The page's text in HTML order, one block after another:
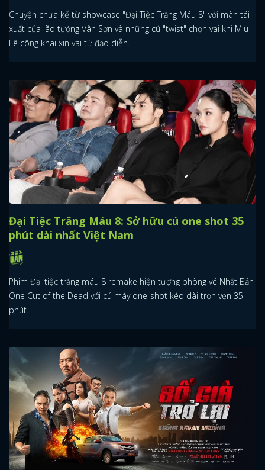
Chuyện chưa kể từ showcase "Đại Tiệc Trăng Máu 8" với màn tái
xuất của lão tướng Vân Sơn và những cú "twist" chọn vai khi Miu
Lê công khai xin vai từ đạo diễn.
Đại Tiệc Trăng Máu 8: Sở hữu cú one shot 35
phút dài nhất Việt Nam
Phim Đại tiệc trăng máu 8 remake hiện tượng phòng vé Nhật Bản
One Cut of the Dead với cú máy one-shot kéo dài trọn vẹn 35
phút.